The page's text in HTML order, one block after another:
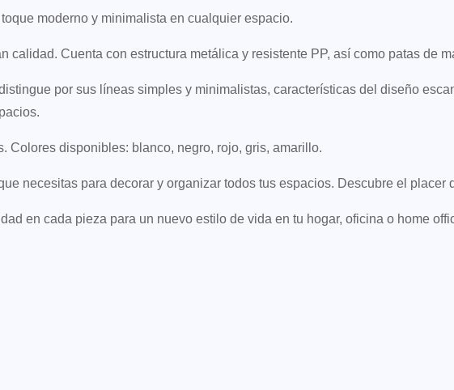
moderno y minimalista en cualquier espacio.
calidad. Cuenta con estructura metálica y resistente PP, así como patas de
por sus líneas simples y minimalistas, características del diseño
Colores disponibles: blanco, negro, rojo, gris, amarillo.
necesitas para decorar y organizar todos tus espacios. Descubre el
en cada pieza para un nuevo estilo de vida en tu hogar, oficina o home